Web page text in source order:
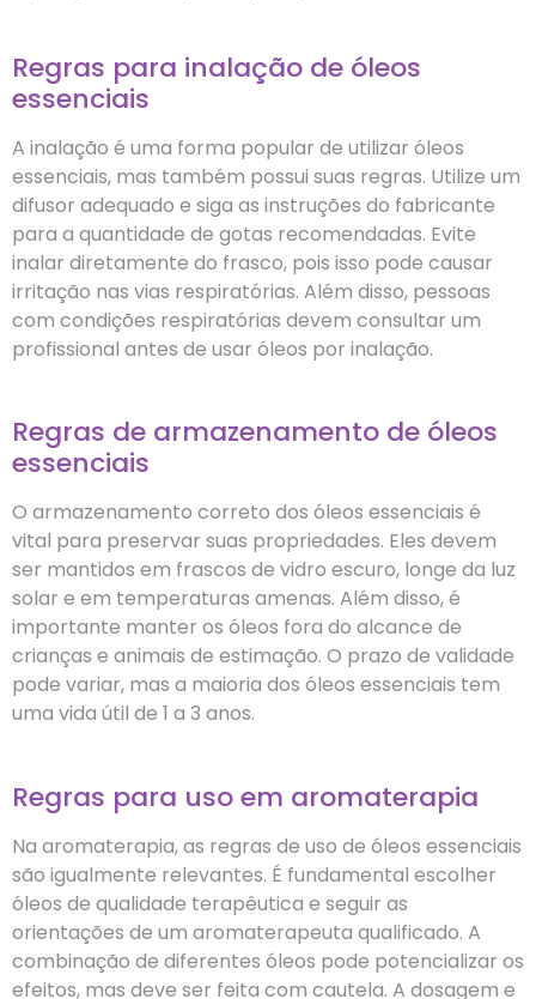
Regras para inalação de óleos
essenciais
A inalação é uma forma popular de utilizar óleos
essenciais, mas também possui suas regras. Utilize um
difusor adequado e siga as instruções do fabricante
para a quantidade de gotas recomendadas. Evite
inalar diretamente do frasco, pois isso pode causar
irritação nas vias respiratórias. Além disso, pessoas
com condições respiratórias devem consultar um
profissional antes de usar óleos por inalação.
Regras de armazenamento de óleos
essenciais
O armazenamento correto dos óleos essenciais é
vital para preservar suas propriedades. Eles devem
ser mantidos em frascos de vidro escuro, longe da luz
solar e em temperaturas amenas. Além disso, é
importante manter os óleos fora do alcance de
crianças e animais de estimação. O prazo de validade
pode variar, mas a maioria dos óleos essenciais tem
uma vida útil de 1 a 3 anos.
Regras para uso em aromaterapia
Na aromaterapia, as regras de uso de óleos essenciais
são igualmente relevantes. É fundamental escolher
óleos de qualidade terapêutica e seguir as
orientações de um aromaterapeuta qualificado. A
combinação de diferentes óleos pode potencializar os
efeitos, mas deve ser feita com cautela. A dosagem e